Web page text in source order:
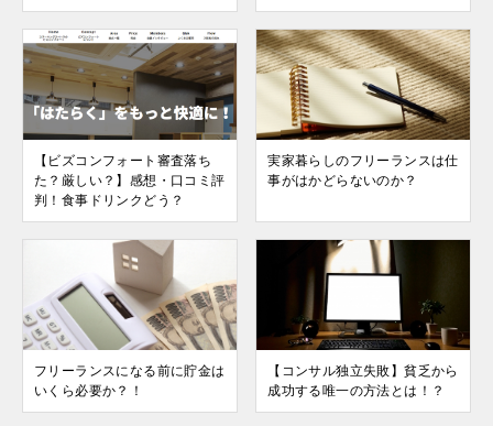
【ビズコンフォート審査落ち
た？厳しい？】感想・口コミ評
判！食事ドリンクどう？
実家暮らしのフリーランスは仕
事がはかどらないのか？
フリーランスになる前に貯金は
いくら必要か？！
【コンサル独立失敗】貧乏から
成功する唯一の方法とは！？